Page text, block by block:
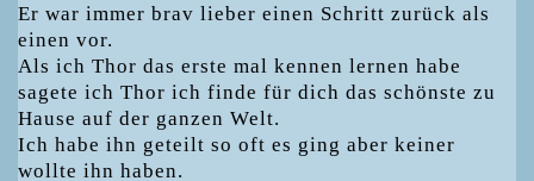
Er war immer brav lieber einen Schritt zurück als
einen vor.
Als ich Thor das erste mal kennen lernen habe
sagete ich Thor ich finde für dich das schönste zu
Hause auf der ganzen Welt.
Ich habe ihn geteilt so oft es ging aber keiner
wollte ihn haben.